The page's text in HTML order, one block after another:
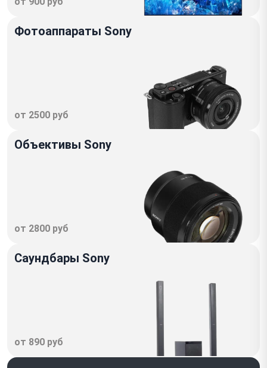
Фотоаппараты Sony
от 2500 руб
Объективы Sony
от 2800 руб
Саундбары Sony
от 890 руб